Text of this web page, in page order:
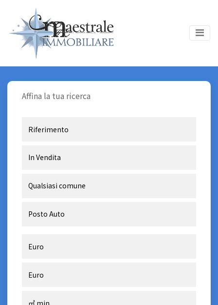
Affina la tua ricerca